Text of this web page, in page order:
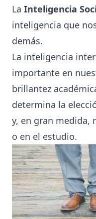
La Inteligencia
inteligencia que
demás.
La inteligencia
importante en
brillantez
determina la
y, en gran medida,
o en el estudio.